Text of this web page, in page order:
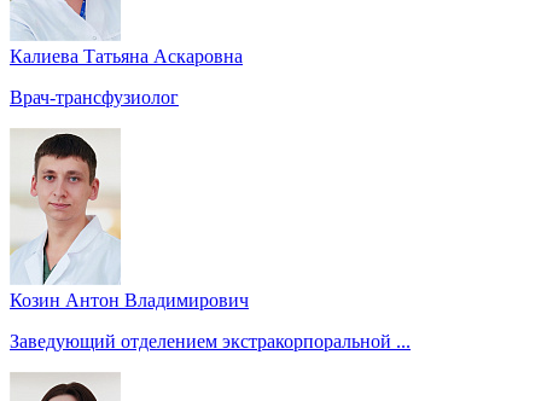
Калиева Татьяна Аскаровна
Врач-трансфузиолог
Козин Антон Владимирович
Заведующий отделением экстракорпоральной ...